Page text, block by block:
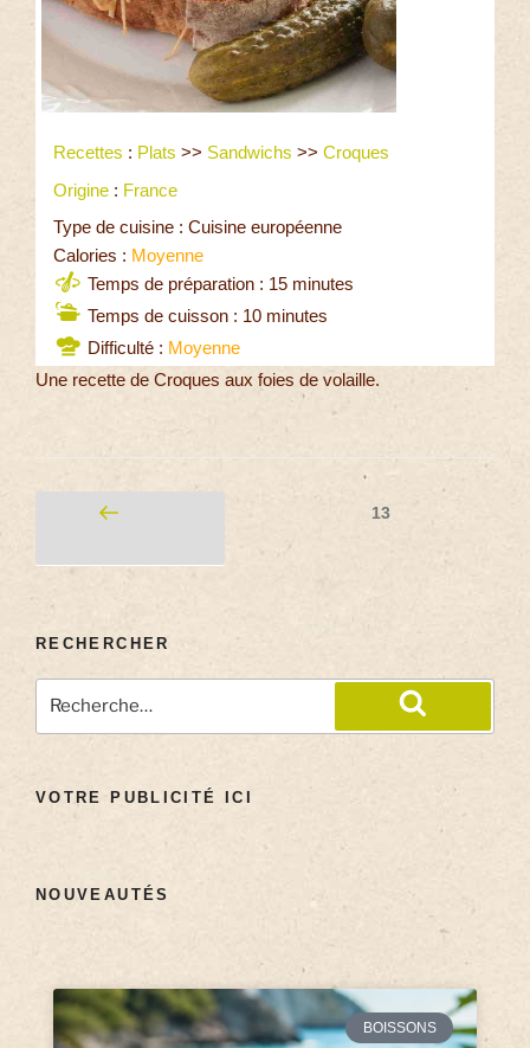
Recettes : Plats >> Sandwichs >> Croques
Origine : France
Type de cuisine : Cuisine européenne
Calories : Moyenne
Temps de préparation : 15 minutes
Temps de cuisson : 10 minutes
Difficulté : Moyenne
Une recette de Croques aux foies de volaille.
13
RECHERCHER
VOTRE PUBLICITÉ ICI
NOUVEAUTÉS
BOISSONS